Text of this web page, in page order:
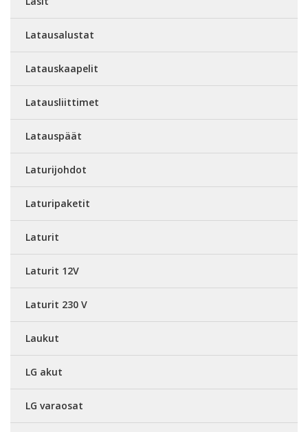
Latausalustat
Latauskaapelit
Latausliittimet
Latauspäät
Laturijohdot
Laturipaketit
Laturit
Laturit 12V
Laturit 230 V
Laukut
LG akut
LG varaosat